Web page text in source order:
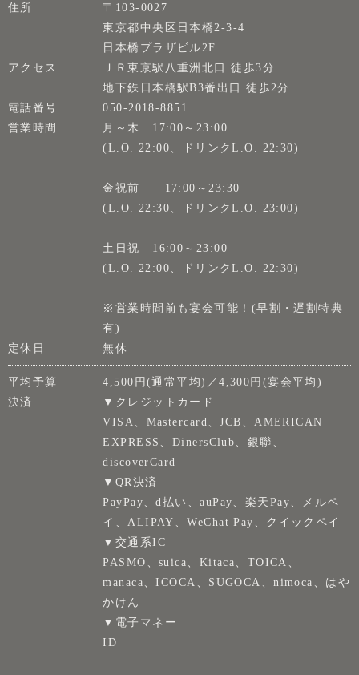
住所
〒103-0027
東京都中央区日本橋2-3-4
日本橋プラザビル2F
アクセス
ＪＲ東京駅八重洲北口 徒歩3分
地下鉄日本橋駅B3番出口 徒歩2分
電話番号
050-2018-8851
営業時間
月～木 17:00～23:00
(L.O. 22:00、ドリンクL.O. 22:30)
金祝前 17:00～23:30
(L.O. 22:30、ドリンクL.O. 23:00)
土日祝 16:00～23:00
(L.O. 22:00、ドリンクL.O. 22:30)
※営業時間前も宴会可能！(早割・遅割特典
有)
定休日
無休
平均予算
4,500円(通常平均)／4,300円(宴会平均)
決済
▼クレジットカード
VISA、Mastercard、JCB、AMERICAN
EXPRESS、DinersClub、銀聯、
discoverCard
▼QR決済
PayPay、d払い、auPay、楽天Pay、メルペ
イ、ALIPAY、WeChat Pay、クイックペイ
▼交通系IC
PASMO、suica、Kitaca、TOICA、
manaca、ICOCA、SUGOCA、nimoca、はや
かけん
▼電子マネー
ID